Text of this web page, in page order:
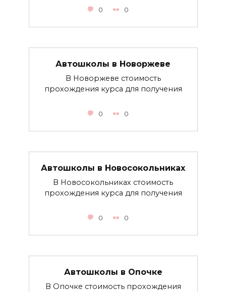
0 0
Автошколы в Новоржеве
В Новоржеве стоимость
прохождения курса для получения
0 0
Автошколы в Новосокольниках
В Новосокольниках стоимость
прохождения курса для получения
0 0
Автошколы в Опочке
В Опочке стоимость прохождения